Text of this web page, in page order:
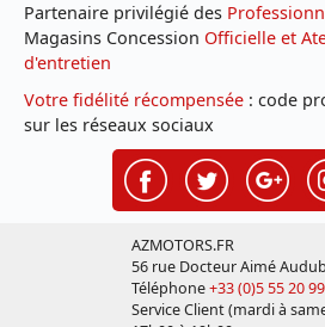
Partenaire privilégié des
Magasins Concession Officielle et
d'entretien
Votre fidélité récompensée : code
sur les réseaux sociaux
AZMOTORS.FR
56 rue Docteur Aimé
Téléphone+33 (0)5 55 20
Service Client (mardi à